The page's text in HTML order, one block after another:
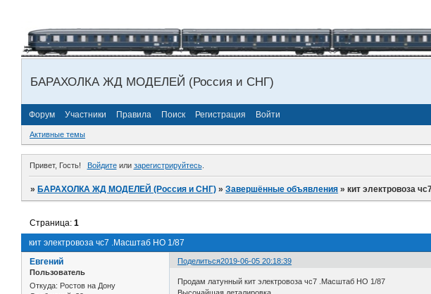
БАРАХОЛКА ЖД МОДЕЛЕЙ (Россия и СНГ)
Форум Участники Правила Поиск Регистрация Войти
Активные темы
Привет, Гость! Войдитеили зарегистрируйтесь.
»БАРАХОЛКА ЖД МОДЕЛЕЙ (Россия и СНГ) »Завершённые объявления »кит электровоза
кит электровоза чс7 .Масштаб НО 1/87
Страница:1
Поделиться2019-06-05 20:18:39
Евгений
Пользователь
Откуда: Ростов на Дону
Продам латунный кит электровоза чс7 .Масштаб НО 1/87